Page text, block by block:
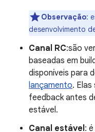
Observação:
desenvolvimento
Canal RC:são
baseadas em
disponíveis para
lançamento.
feedback antes
estável.
Canal estável :